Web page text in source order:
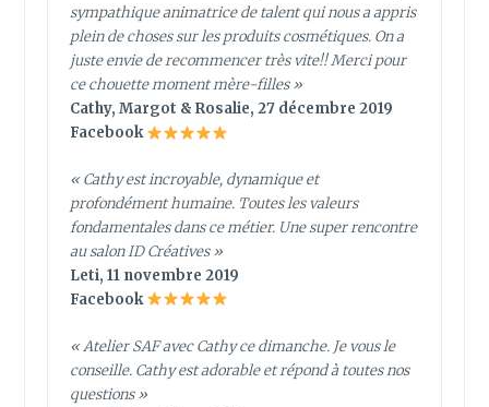
sympathique animatrice de talent qui nous a appris
plein de choses sur les produits cosmétiques. On a
juste envie de recommencer très vite!! Merci pour
ce chouette moment mère-filles »
Cathy, Margot & Rosalie, 27 décembre 2019
Facebook
« Cathy est incroyable, dynamique et
profondément humaine. Toutes les valeurs
fondamentales dans ce métier. Une super rencontre
au salon ID Créatives »
Leti, 11 novembre 2019
Facebook
« Atelier SAF avec Cathy ce dimanche. Je vous le
conseille. Cathy est adorable et répond à toutes nos
questions »